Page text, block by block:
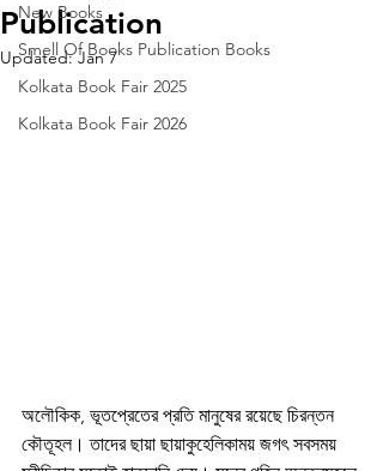
New Books
Smell Of Books Publication Books
Kolkata Book Fair 2025
Kolkata Book Fair 2026
Publication
Updated:Jan 7
অলৌকিক, ভূতপ্রেতের প্রতি মানুষের রয়েছে চিরন্তন
কৌতূহল। তাদের ছায়া ছায়াকুহেলিকাময় জগৎ সবসময়